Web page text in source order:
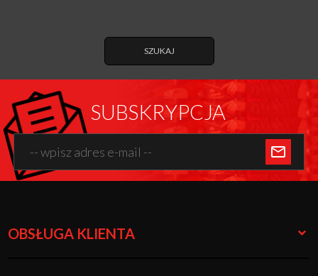
SZUKAJ
SUBSKRYPCJA
OBSŁUGA KLIENTA